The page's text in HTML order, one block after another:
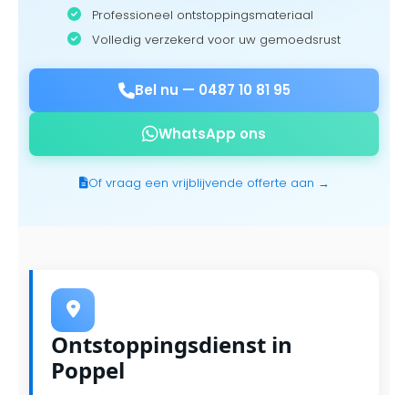
Professioneel ontstoppingsmateriaal
Volledig verzekerd voor uw gemoedsrust
Bel nu — 0487 10 81 95
WhatsApp ons
Of vraag een vrijblijvende offerte aan →
Ontstoppingsdienst in
Poppel